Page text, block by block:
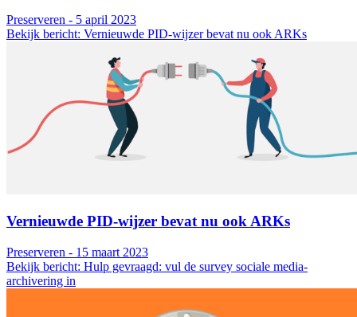
Preserveren - 5 april 2023
Bekijk bericht: Vernieuwde PID-wijzer bevat nu ook ARKs
Vernieuwde PID-wijzer bevat nu ook ARKs
Preserveren - 15 maart 2023
Bekijk bericht: Hulp gevraagd: vul de survey sociale media-
archivering in